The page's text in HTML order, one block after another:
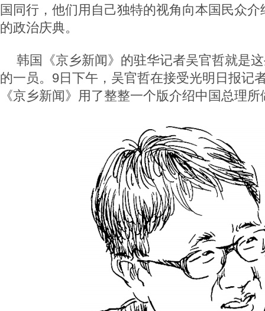
国同行，他们用自己独特的视角向本国民众
的政治庆典。
韩国《京乡新闻》的驻华记者吴官哲就是
的一员。9日下午，吴官哲在接受光明日报记
《京乡新闻》用了整整一个版介绍中国总理